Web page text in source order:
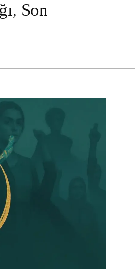
Son